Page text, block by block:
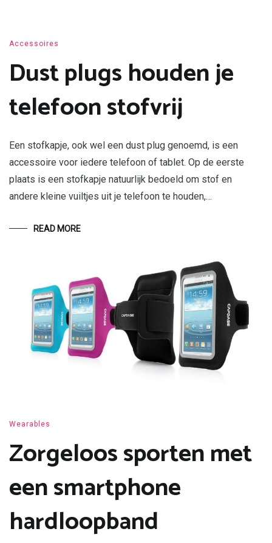
Accessoires
Dust plugs houden je
telefoon stofvrij
Een stofkapje, ook wel een dust plug genoemd, is een
accessoire voor iedere telefoon of tablet. Op de eerste
plaats is een stofkapje natuurlijk bedoeld om stof en
andere kleine vuiltjes uit je telefoon te houden,…
READ MORE
Wearables
Zorgeloos sporten met
een smartphone
hardloopband